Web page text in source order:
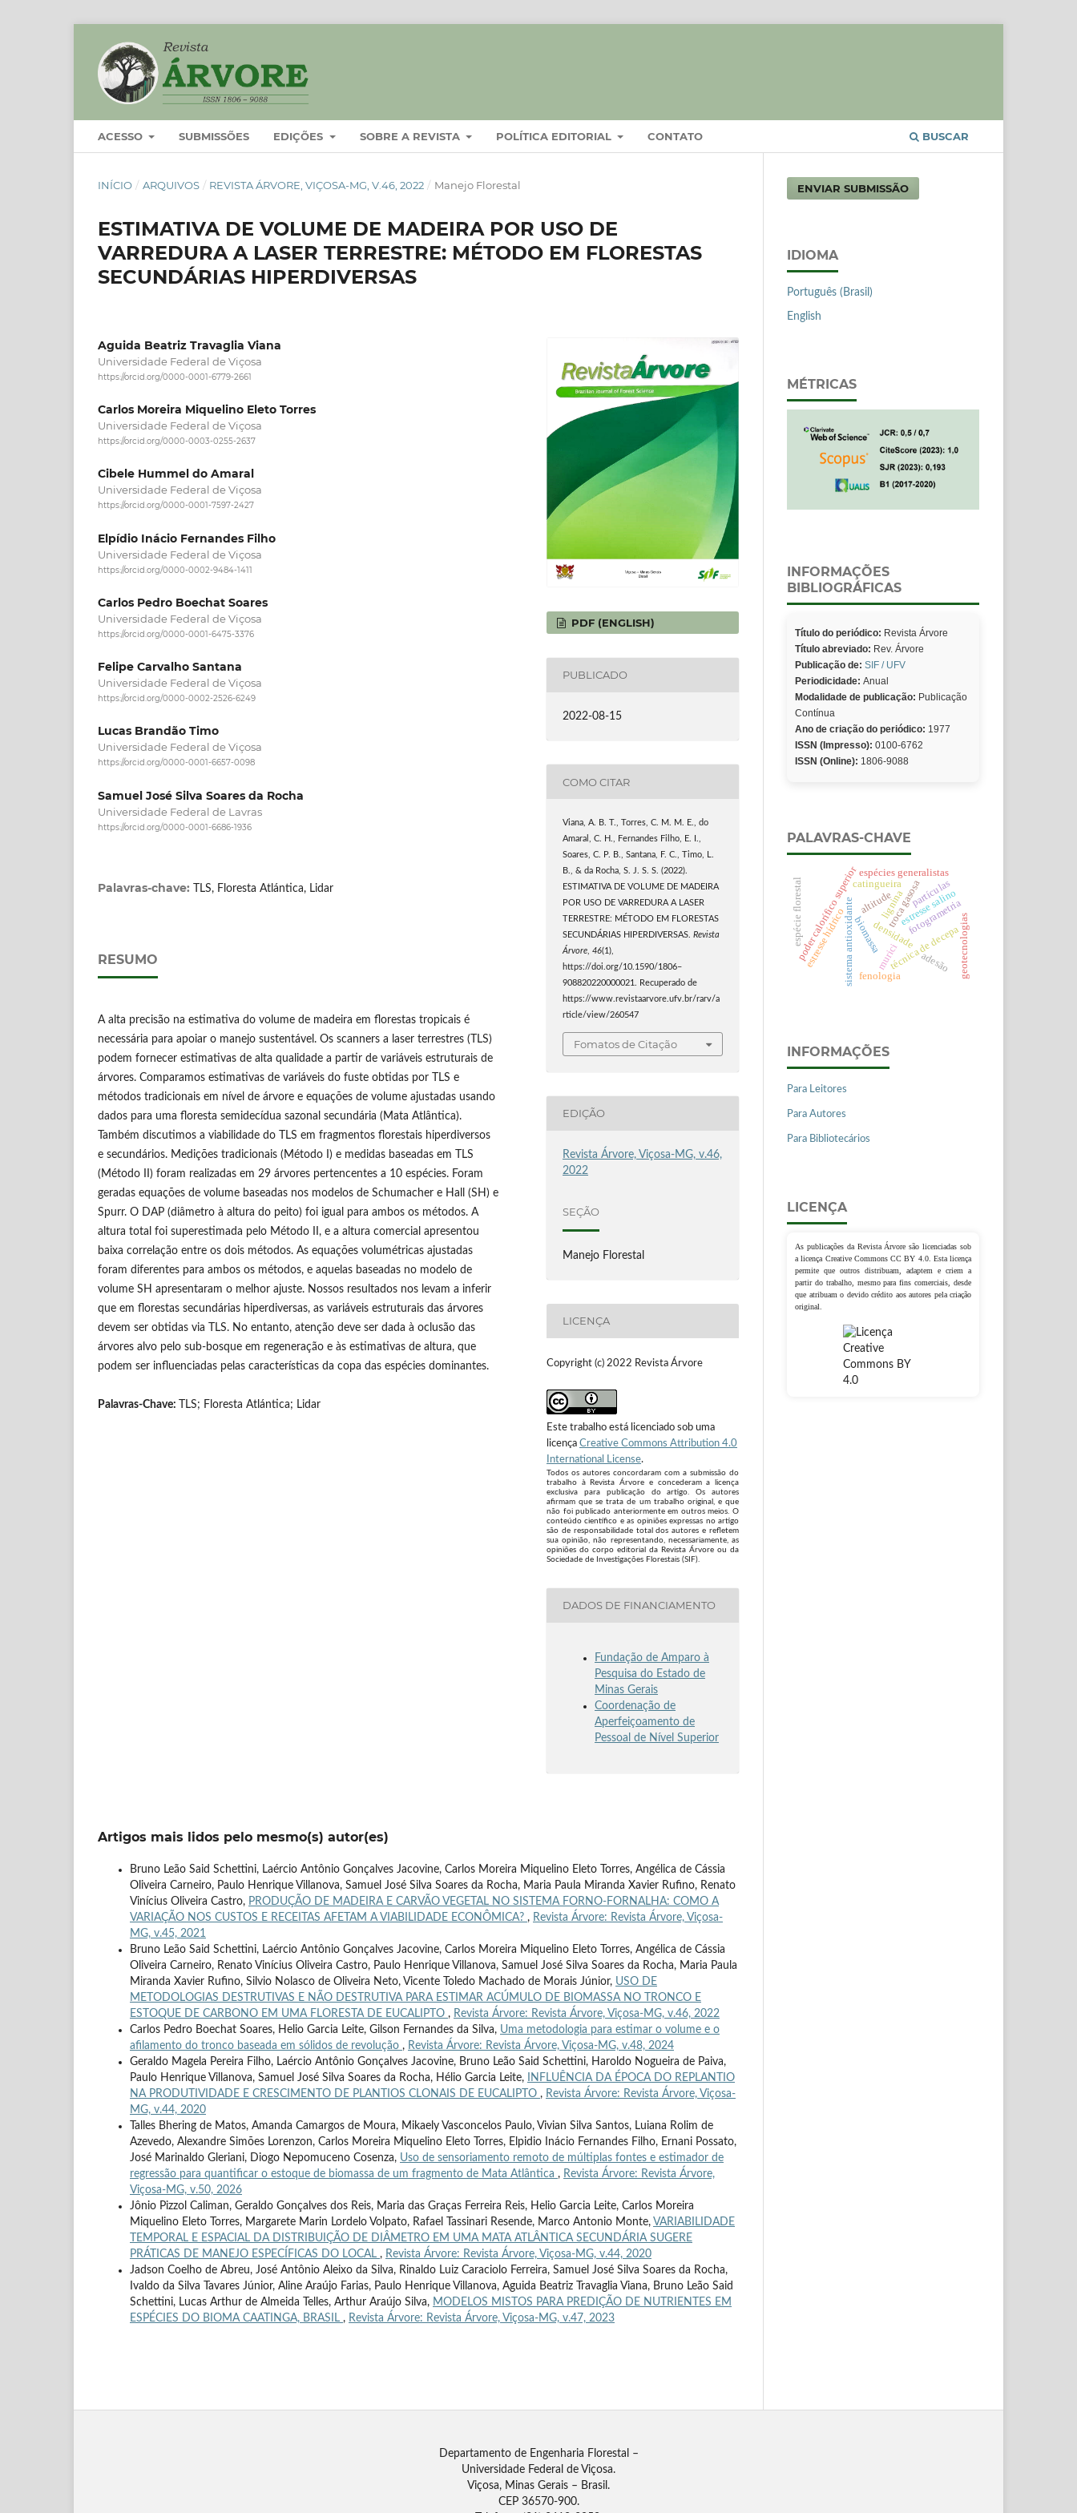
ACESSO SUBMISSÕES EDIÇÕES SOBRE A REVISTA POLÍTICA EDITORIAL CONTATO BUSCAR
INÍCIO / ARQUIVOS / REVISTA ÁRVORE, VIÇOSA-MG, V.46, 2022 / Manejo Florestal
ESTIMATIVA DE VOLUME DE MADEIRA POR USO DE
VARREDURA A LASER TERRESTRE: MÉTODO EM FLORESTAS
SECUNDÁRIAS HIPERDIVERSAS
Aguida Beatriz Travaglia Viana
Universidade Federal de Viçosa
https://orcid.org/0000-0001-6779-2661
Carlos Moreira Miquelino Eleto Torres
Universidade Federal de Viçosa
https://orcid.org/0000-0003-0255-2637
Cibele Hummel do Amaral
Universidade Federal de Viçosa
https://orcid.org/0000-0001-7597-2427
Elpídio Inácio Fernandes Filho
Universidade Federal de Viçosa
https://orcid.org/0000-0002-9484-1411
Carlos Pedro Boechat Soares
Universidade Federal de Viçosa
https://orcid.org/0000-0001-6475-3376
Felipe Carvalho Santana
Universidade Federal de Viçosa
https://orcid.org/0000-0002-2526-6249
Lucas Brandão Timo
Universidade Federal de Viçosa
https://orcid.org/0000-0001-6657-0098
Samuel José Silva Soares da Rocha
Universidade Federal de Lavras
https://orcid.org/0000-0001-6686-1936
Palavras-chave: TLS, Floresta Atlántica, Lidar
RESUMO
A alta precisão na estimativa do volume de madeira em florestas tropicais é
necessária para apoiar o manejo sustentável. Os scanners a laser terrestres (TLS)
podem fornecer estimativas de alta qualidade a partir de variáveis estruturais de
árvores. Comparamos estimativas de variáveis do fuste obtidas por TLS e
métodos tradicionais em nível de árvore e equações de volume ajustadas usando
dados para uma floresta semidecídua sazonal secundária (Mata Atlântica).
Também discutimos a viabilidade do TLS em fragmentos florestais hiperdiversos
e secundários. Medições tradicionais (Método I) e medidas baseadas em TLS
(Método II) foram realizadas em 29 árvores pertencentes a 10 espécies. Foram
geradas equações de volume baseadas nos modelos de Schumacher e Hall (SH) e
Spurr. O DAP (diâmetro à altura do peito) foi igual para ambos os métodos. A
altura total foi superestimada pelo Método II, e a altura comercial apresentou
baixa correlação entre os dois métodos. As equações volumétricas ajustadas
foram diferentes para ambos os métodos, e aquelas baseadas no modelo de
volume SH apresentaram o melhor ajuste. Nossos resultados nos levam a inferir
que em florestas secundárias hiperdiversas, as variáveis estruturais das árvores
devem ser obtidas via TLS. No entanto, atenção deve ser dada à oclusão das
árvores alvo pelo sub-bosque em regeneração e às estimativas de altura, que
podem ser influenciadas pelas características da copa das espécies dominantes.
Palavras-Chave: TLS; Floresta Atlántica; Lidar
PDF (ENGLISH)
PUBLICADO
2022-08-15
COMO CITAR
Viana, A. B. T., Torres, C. M. M. E., do
Amaral, C. H., Fernandes Filho, E. I.,
Soares, C. P. B., Santana, F. C., Timo, L.
B., & da Rocha, S. J. S. S. (2022).
ESTIMATIVA DE VOLUME DE MADEIRA
POR USO DE VARREDURA A LASER
TERRESTRE: MÉTODO EM FLORESTAS
SECUNDÁRIAS HIPERDIVERSAS.Revista
Árvore,46(1),
https://doi.org/10.1590/1806–
908820220000021. Recuperado de
https://www.revistaarvore.ufv.br/rarv/a
rticle/view/260547
Fomatos de Citação
EDIÇÃO
Revista Árvore, Viçosa-MG, v.46,
2022
SEÇÃO
Manejo Florestal
LICENÇA
Copyright (c) 2022 Revista Árvore
Este trabalho está licenciado sob uma
licença Creative Commons Attribution 4.0
International License.
Todos os autores concordaram com a submissão do
trabalho à Revista Árvore e concederam a licença
exclusiva para publicação do artigo. Os autores
afirmam que se trata de um trabalho original, e que
não foi publicado anteriormente em outros meios. O
conteúdo científico e as opiniões expressas no artigo
são de responsabilidade total dos autores e refletem
sua opinião, não representando, necessariamente, as
opiniões do corpo editorial da Revista Árvore ou da
Sociedade de Investigações Florestais (SIF).
DADOS DE FINANCIAMENTO
Fundação de Amparo à
Pesquisa do Estado de
Minas Gerais
Coordenação de
Aperfeiçoamento de
Pessoal de Nível Superior
Artigos mais lidos pelo mesmo(s) autor(es)
Bruno Leão Said Schettini, Laércio Antônio Gonçalves Jacovine, Carlos Moreira Miquelino Eleto Torres, Angélica de Cássia
Oliveira Carneiro, Paulo Henrique Villanova, Samuel José Silva Soares da Rocha, Maria Paula Miranda Xavier Rufino, Renato
Vinícius Oliveira Castro, PRODUÇÃO DE MADEIRA E CARVÃO VEGETAL NO SISTEMA FORNO-FORNALHA: COMO A
VARIAÇÃO NOS CUSTOS E RECEITAS AFETAM A VIABILIDADE ECONÔMICA? , Revista Árvore: Revista Árvore, Viçosa-
MG, v.45, 2021
Bruno Leão Said Schettini, Laércio Antônio Gonçalves Jacovine, Carlos Moreira Miquelino Eleto Torres, Angélica de Cássia
Oliveira Carneiro, Renato Vinícius Oliveira Castro, Paulo Henrique Villanova, Samuel José Silva Soares da Rocha, Maria Paula
Miranda Xavier Rufino, Silvio Nolasco de Oliveira Neto, Vicente Toledo Machado de Morais Júnior, USO DE
METODOLOGIAS DESTRUTIVAS E NÃO DESTRUTIVA PARA ESTIMAR ACÚMULO DE BIOMASSA NO TRONCO E
ESTOQUE DE CARBONO EM UMA FLORESTA DE EUCALIPTO , Revista Árvore: Revista Árvore, Viçosa-MG, v.46, 2022
Carlos Pedro Boechat Soares, Helio Garcia Leite, Gilson Fernandes da Silva, Uma metodologia para estimar o volume e o
afilamento do tronco baseada em sólidos de revolução , Revista Árvore: Revista Árvore, Viçosa-MG, v.48, 2024
Geraldo Magela Pereira Filho, Laércio Antônio Gonçalves Jacovine, Bruno Leão Said Schettini, Haroldo Nogueira de Paiva,
Paulo Henrique Villanova, Samuel José Silva Soares da Rocha, Hélio Garcia Leite,
INFLUÊNCIA DA ÉPOCA DO REPLANTIO
NA PRODUTIVIDADE E CRESCIMENTO DE PLANTIOS CLONAIS DE EUCALIPTO , Revista Árvore: Revista Árvore, Viçosa-
MG, v.44, 2020
Talles Bhering de Matos, Amanda Camargos de Moura, Mikaely Vasconcelos Paulo, Vivian Silva Santos, Luiana Rolim de
Azevedo, Alexandre Simões Lorenzon, Carlos Moreira Miquelino Eleto Torres, Elpidio Inácio Fernandes Filho, Ernani Possato,
José Marinaldo Gleriani, Diogo Nepomuceno Cosenza, Uso de sensoriamento remoto de múltiplas fontes e estimador de
regressão para quantificar o estoque de biomassa de um fragmento de Mata Atlântica , Revista Árvore: Revista Árvore,
Viçosa-MG, v.50, 2026
Jônio Pizzol Caliman, Geraldo Gonçalves dos Reis, Maria das Graças Ferreira Reis, Helio Garcia Leite, Carlos Moreira
Miquelino Eleto Torres, Margarete Marin Lordelo Volpato, Rafael Tassinari Resende, Marco Antonio Monte, VARIABILIDADE
TEMPORAL E ESPACIAL DA DISTRIBUIÇÃO DE DIÂMETRO EM UMA MATA ATLÂNTICA SECUNDÁRIA SUGERE
PRÁTICAS DE MANEJO ESPECÍFICAS DO LOCAL , Revista Árvore: Revista Árvore, Viçosa-MG, v.44, 2020
Jadson Coelho de Abreu, José Antônio Aleixo da Silva, Rinaldo Luiz Caraciolo Ferreira, Samuel José Silva Soares da Rocha,
Ivaldo da Silva Tavares Júnior, Aline Araújo Farias, Paulo Henrique Villanova, Aguida Beatriz Travaglia Viana, Bruno Leão Said
Schettini, Lucas Arthur de Almeida Telles, Arthur Araújo Silva, MODELOS MISTOS PARA PREDIÇÃO DE NUTRIENTES EM
ESPÉCIES DO BIOMA CAATINGA, BRASIL , Revista Árvore: Revista Árvore, Viçosa-MG, v.47, 2023
ENVIAR SUBMISSÃO
IDIOMA
Português (Brasil)
English
MÉTRICAS
INFORMAÇÕES
BIBLIOGRÁFICAS
Título do periódico: Revista Árvore
Título abreviado: Rev. Árvore
Publicação de: SIF / UFV
Periodicidade: Anual
Modalidade de publicação: Publicação
Contínua
Ano de criação do periódico: 1977
ISSN (Impresso): 0100-6762
ISSN (Online): 1806-9088
PALAVRAS-CHAVE
biomassadensidade
sistema antioxidante troca gasosa
técnica de decepa
lignina
poder calorífico superior estresse salino
catingueira
estresse hídrico
altitude
espécies generalistas
fotogrametriageotecnologias
fenologia
murici adesão
partículas
espécie florestal
INFORMAÇÕES
Para Leitores
Para Autores
Para Bibliotecários
LICENÇA
As publicações da Revista Árvore são licenciadas sob
a licença Creative Commons CC BY 4.0. Esta licença
permite que outros distribuam, adaptem e criem a
partir do trabalho, mesmo para fins comerciais, desde
que atribuam o devido crédito aos autores pela criação
original.
Departamento de Engenharia Florestal –
Universidade Federal de Viçosa.
Viçosa, Minas Gerais – Brasil.
CEP 36570-900.